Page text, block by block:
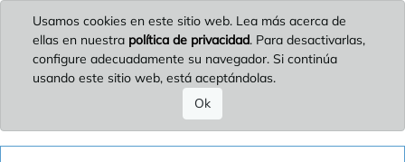
Usamos cookies en este sitio web. Lea más acerca de
ellas en nuestra política de privacidad. Para desactivarlas,
configure adecuadamente su navegador. Si continúa
usando este sitio web, está aceptándolas.
Ok